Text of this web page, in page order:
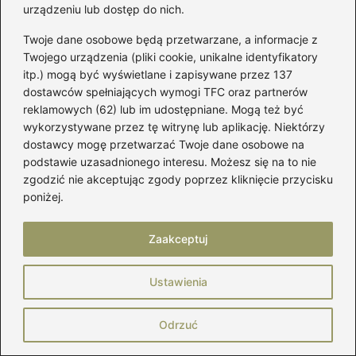
urządzeniu lub dostęp do nich.
Twoje dane osobowe będą przetwarzane, a informacje z
Twojego urządzenia (pliki cookie, unikalne identyfikatory
itp.) mogą być wyświetlane i zapisywane przez 137
dostawców spełniających wymogi TFC oraz partnerów
reklamowych (62) lub im udostępniane. Mogą też być
wykorzystywane przez tę witrynę lub aplikację. Niektórzy
dostawcy mogę przetwarzać Twoje dane osobowe na
podstawie uzasadnionego interesu. Możesz się na to nie
zgodzić nie akceptując zgody poprzez kliknięcie przycisku
poniżej.
Ustawienia
Odrzuć
Zaakceptuj
Marek Piotrowski
Nazywam się Marek i od lat zgłębiam świat kobiecej mody,
w którym buty odgrywają pierwszoplanową rolę. Na
mójbut.pl pokazuję, że dobry styl zaczyna się od solidnej
pary obuwia — niezależnie od tego, czy mówimy o
eleganckich oxfordach, wygodnych sneakersach,
klasycznych loafersach czy butach, które przetrwają każdą
Moda dla pań to dla mnie nie tylko ubrania, ale sposób
wyrażania siebie. Na blogu znajdziesz testy butów,
marek, zestawienia najciekawszych trendów, a także
wskazówki, jak łączyć buty z garderobą, by wyglądać
Dzielę się wiedzą o materiałach, krojach, jakości wykonania